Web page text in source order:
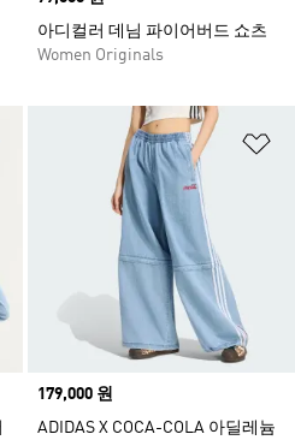
아디컬러 데님 파이어버드 쇼츠
Women Originals
위시리스트 담기
Price
179,000 원
ADIDAS X COCA-COLA 아딜레늄